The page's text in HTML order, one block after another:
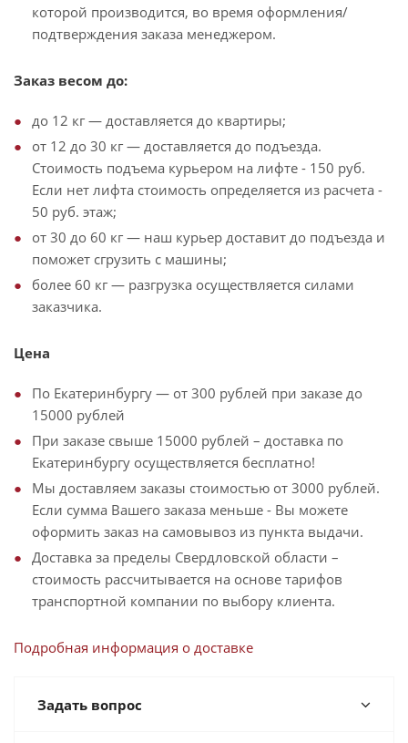
которой производится, во время оформления/
подтверждения заказа менеджером.
Заказ весом до:
до 12 кг — доставляется до квартиры;
от 12 до 30 кг — доставляется до подъезда.
Стоимость подъема курьером на лифте - 150 руб.
Если нет лифта стоимость определяется из расчета -
50 руб. этаж;
от 30 до 60 кг — наш курьер доставит до подъезда и
поможет сгрузить с машины;
более 60 кг — разгрузка осуществляется силами
заказчика.
Цена
По Екатеринбургу — от 300 рублей при заказе до
15000 рублей
При заказе свыше 15000 рублей – доставка по
Екатеринбургу осуществляется бесплатно!
Мы доставляем заказы стоимостью от 3000 рублей.
Если сумма Вашего заказа меньше - Вы можете
оформить заказ на самовывоз из пункта выдачи.
Доставка за пределы Свердловской области –
стоимость рассчитывается на основе тарифов
транспортной компании по выбору клиента.
Подробная информация о доставке
Задать вопрос